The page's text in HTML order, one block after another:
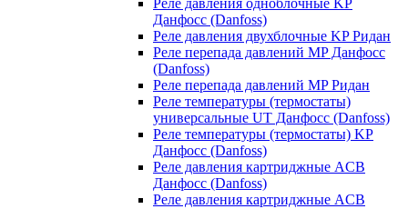
Реле давления одноблочные KP
Данфосс (Danfoss)
Реле давления двухблочные KP Ридан
Реле перепада давлений MP Данфосс
(Danfoss)
Реле перепада давлений MP Ридан
Реле температуры (термостаты)
универсальные UT Данфосс (Danfoss)
Реле температуры (термостаты) KP
Данфосс (Danfoss)
Реле давления картриджные ACB
Данфосс (Danfoss)
Реле давления картриджные ACB